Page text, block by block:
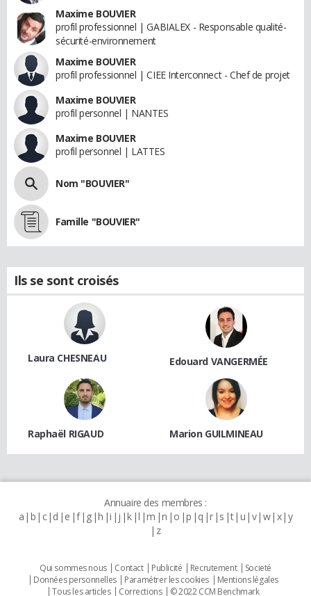
Maxime BOUVIER
profil professionnel | GABIALEX - Responsable qualité-
sécurité-environnement
Maxime BOUVIER
profil professionnel | CIEE Interconnect - Chef de projet
Maxime BOUVIER
profil personnel | NANTES
Maxime BOUVIER
profil personnel | LATTES
Nom "BOUVIER"
Famille "BOUVIER"
Ils se sont croisés
Laura CHESNEAU Edouard VANGERMÉE
Raphaël RIGAUD Marion GUILMINEAU
Annuaire des membres :
a b c d e f g h i j k l m n o p q r s t u v w x y
z
Qui sommes nous Contact Publicité Recrutement
Societé
Données personnelles
Paramétrer les cookies
Mentions légales
Tous les articles
Corrections © 2022 CCM Benchmark